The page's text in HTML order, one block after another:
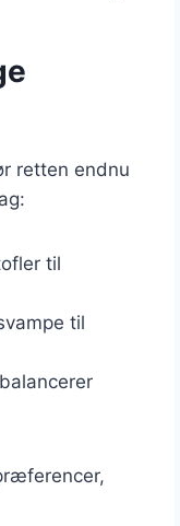
retten endnu
til
til